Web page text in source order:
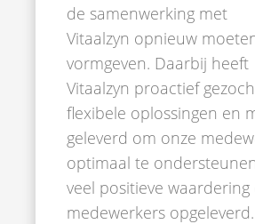
de samenwerking met
Vitaalzyn opnieuw
vormgeven. Daarbij heeft
Vitaalzyn proactief
flexibele oplossingen en
geleverd om onze
optimaal te
veel positieve
medewerkers opgeleverd.